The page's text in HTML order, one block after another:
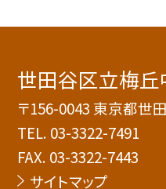
世田谷区立梅丘
〒156-0043 東京都世
TEL. 03-3322-7491
FAX. 03-3322-7443
サイトマップ